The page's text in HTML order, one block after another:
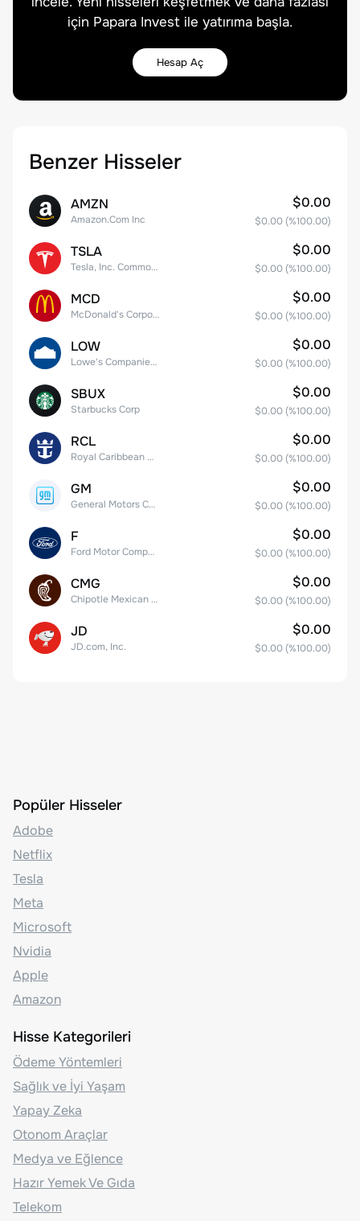
için Papara Invest ile yatırıma başla.
Hesap Aç
Benzer Hisseler
AMZN
Amazon.Com Inc
$0.00
$0.00 (%100.00)
TSLA
Tesla, Inc. Common Stock
$0.00
$0.00 (%100.00)
MCD
McDonald's Corporation
$0.00
$0.00 (%100.00)
LOW
Lowe's Companies Inc.
$0.00
$0.00 (%100.00)
SBUX
Starbucks Corp
$0.00
$0.00 (%100.00)
RCL
Royal Caribbean Group
$0.00
$0.00 (%100.00)
GM
General Motors Company
$0.00
$0.00 (%100.00)
F
Ford Motor Company
$0.00
$0.00 (%100.00)
CMG
Chipotle Mexican Grill, Inc.
$0.00
$0.00 (%100.00)
JD
JD.com, Inc.
$0.00
$0.00 (%100.00)
Popüler Hisseler
Adobe
Netflix
Tesla
Meta
Microsoft
Nvidia
Apple
Amazon
Hisse Kategorileri
Ödeme Yöntemleri
Sağlık ve İyi Yaşam
Yapay Zeka
Otonom Araçlar
Medya ve Eğlence
Hazır Yemek Ve Gıda
Telekom